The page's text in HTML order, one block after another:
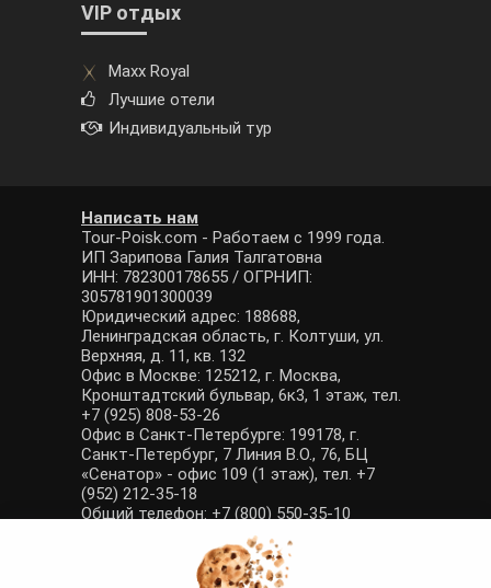
VIP отдых
Maxx Royal
Лучшие отели
Индивидуальный тур
Написать нам
Tour-Poisk.com - Работаем с 1999 года.
ИП Зарипова Галия Талгатовна
ИНН: 782300178655 / ОГРНИП:
305781901300039
Юридический адрес: 188688,
Ленинградская область, г. Колтуши, ул.
Верхняя, д. 11, кв. 132
Офис в Москве: 125212, г. Москва,
Кронштадтский бульвар, 6к3, 1 этаж, тел.
+7 (925) 808-53-26
Офис в Санкт-Петербурге: 199178, г.
Санкт-Петербург, 7 Линия В.О., 76, БЦ
«Сенатор» - офис 109 (1 этаж), тел. +7
(952) 212-35-18
Общий телефон: +7 (800) 550-35-10
E-mail: manager@tour-poisk.com (общие
вопросы), admin@tour-poisk.com (жалобы)
Номер в Общероссийском реестре